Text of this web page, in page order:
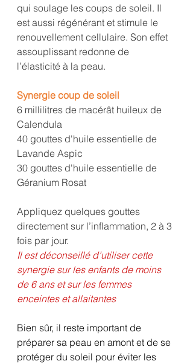
qui soulage les coups de soleil. Il
est aussi régénérant et stimule le
renouvellement cellulaire. Son effet
assouplissant redonne de
l’élasticité à la peau.
Synergie coup de soleil
6 millilitres de macérât huileux de
Calendula
40 gouttes d'huile essentielle de
Lavande Aspic
30 gouttes d'huile essentielle de
Géranium Rosat
Appliquez quelques gouttes
directement sur l’inflammation, 2 à 3
fois par jour.
Il est déconseillé d’utiliser cette
synergie sur les enfants de moins
de 6 ans et sur les femmes
enceintes et allaitantes
Bien sûr, il reste important de
préparer sa peau en amont et de se
protéger du soleil pour éviter les